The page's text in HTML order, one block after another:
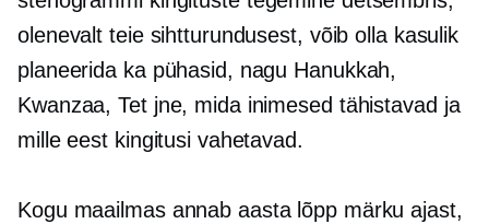
olenevalt teie sihtturundusest, võib olla kasulik
planeerida ka pühasid, nagu Hanukkah,
Kwanzaa, Tet jne, mida inimesed tähistavad ja
mille eest kingitusi vahetavad.
Kogu maailmas annab aasta lõpp märku ajast,